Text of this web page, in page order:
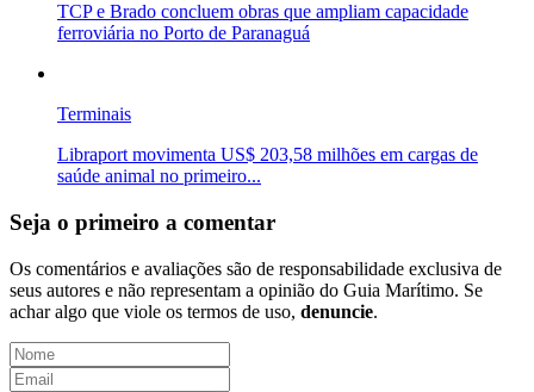
TCP e Brado concluem obras que ampliam capacidade
ferroviária no Porto de Paranaguá
Terminais
Libraport movimenta US$ 203,58 milhões em cargas de
saúde animal no primeiro...
Seja o primeiro a comentar
Os comentários e avaliações são de responsabilidade exclusiva de
seus autores e não representam a opinião do Guia Marítimo. Se
achar algo que viole os termos de uso, denuncie.